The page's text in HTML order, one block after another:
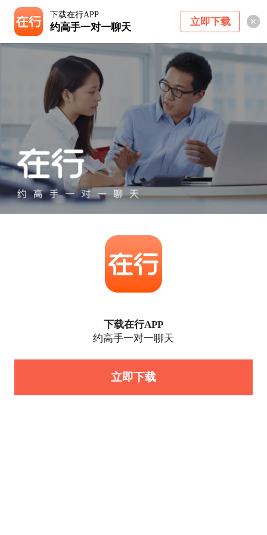
下载在行APP
约高手一对一聊天 立即下载
下载在行APP
约高手一对一聊天
立即下载